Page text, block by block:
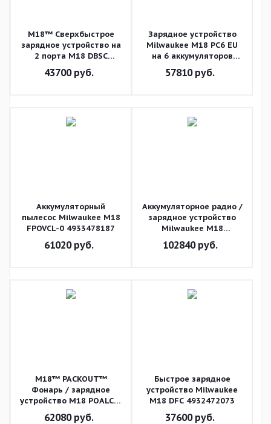
M18™ Сверхбыстрое
зарядное устройство на
2 порта M18 DBSC
4932492531
43700руб.
Зарядное устройство
Milwaukee M18 PC6 EU
на 6 аккумуляторов
4932480162
57810руб.
Аккумуляторный
пылесос Milwaukee M18
FPOVCL-0 4933478187
61020руб.
Аккумуляторное радио /
зарядное устройство
Milwaukee M18
PRCDAB+-0 4933472112
102840руб.
M18™ PACKOUT™
Фонарь / зарядное
устройство M18 POALC-0
4933478120
62080руб.
Быстрое зарядное
устройство Milwaukee
M18 DFC 4932472073
37600руб.